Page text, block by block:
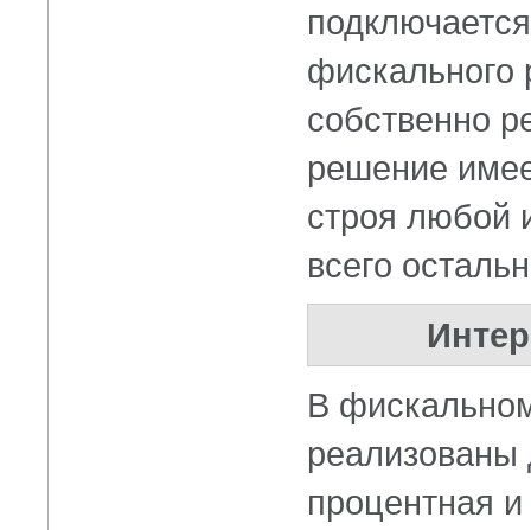
фискального
собственно
решение
строя любой
всего
В
реализованы
процентная